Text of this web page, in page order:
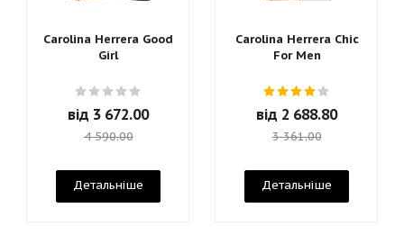
Carolina Herrera Good
Girl
від 3 672.00
4 590.00
Детальніше
Carolina Herrera Chic
For Men
від 2 688.80
3 361.00
Детальніше